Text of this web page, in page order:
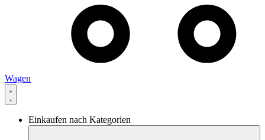
Wagen
Einkaufen nach Kategorien